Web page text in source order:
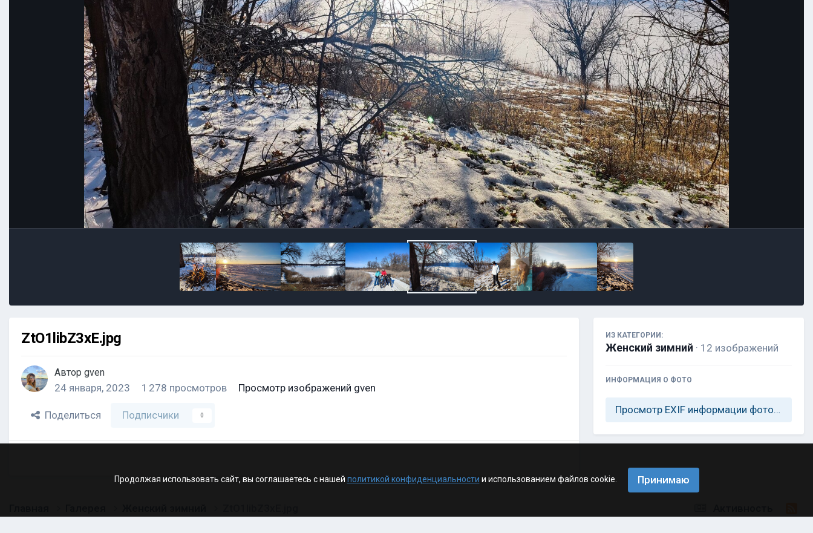
ZtO1libZ3xE.jpg
Автор gven
24 января, 2023 1 278 просмотров Просмотр изображений gven
Поделиться Подписчики 0
ИЗ КАТЕГОРИИ:
Женский зимний · 12 изображений
ИНФОРМАЦИЯ О ФОТО
Просмотр EXIF информации фотографии
Продолжая использовать сайт, вы соглашаетесь с нашей политикой конфиденциальности и использованием файлов cookie. Принимаю